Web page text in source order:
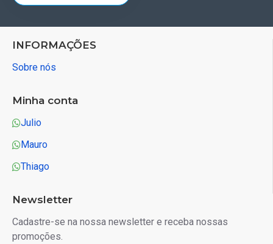
INFORMAÇÕES
Sobre nós
Minha conta
Julio
Mauro
Thiago
Newsletter
Cadastre-se na nossa newsletter e receba nossas
promoções.